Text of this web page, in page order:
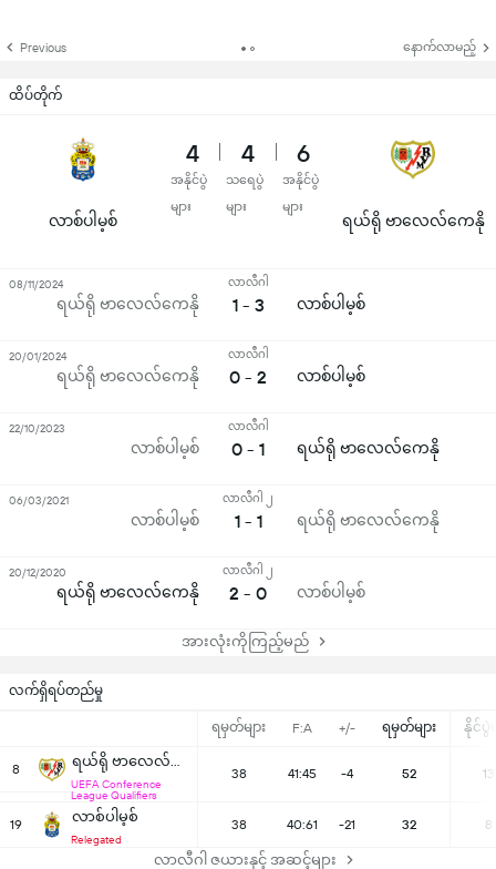
လက်ရှိရပ်တည်မှု
ရမှတ်များ F:A +/- ရမှတ်များ နိုင်ပွဲမ
8 ရယ်ရို ဗာလေလ်ကေနို
UEFA Conference
League Qualifiers
38 41:45 -4 52 13
19 လာစ်ပါမ့စ်
Relegated
38 40:61 -21 32 8
လာလီဂါ ဇယားနှင့် အဆင့်များ
Previous နောက်လာမည့်
ထိပ်တိုက်
လာစ်ပါမ့စ်
4
အနိုင်ပွဲ
များ
4
သရေပွဲ
များ
6
အနိုင်ပွဲ
များ
ရယ်ရို ဗာလေလ်ကေနို
ရယ်ရို ဗာလေလ်ကေနို
လာလီဂါ
1 - 3 လာစ်ပါမ့စ်
08/11/2024
ရယ်ရို ဗာလေလ်ကေနို
လာလီဂါ
0 - 2 လာစ်ပါမ့စ်
20/01/2024
လာစ်ပါမ့စ်
လာလီဂါ
0 - 1 ရယ်ရို ဗာလေလ်ကေနို
22/10/2023
လာစ်ပါမ့စ်
လာလီဂါ ၂
1 - 1 ရယ်ရို ဗာလေလ်ကေနို
06/03/2021
ရယ်ရို ဗာလေလ်ကေနို
လာလီဂါ ၂
2 - 0 လာစ်ပါမ့စ်
20/12/2020
အားလုံးကိုကြည့်မည်